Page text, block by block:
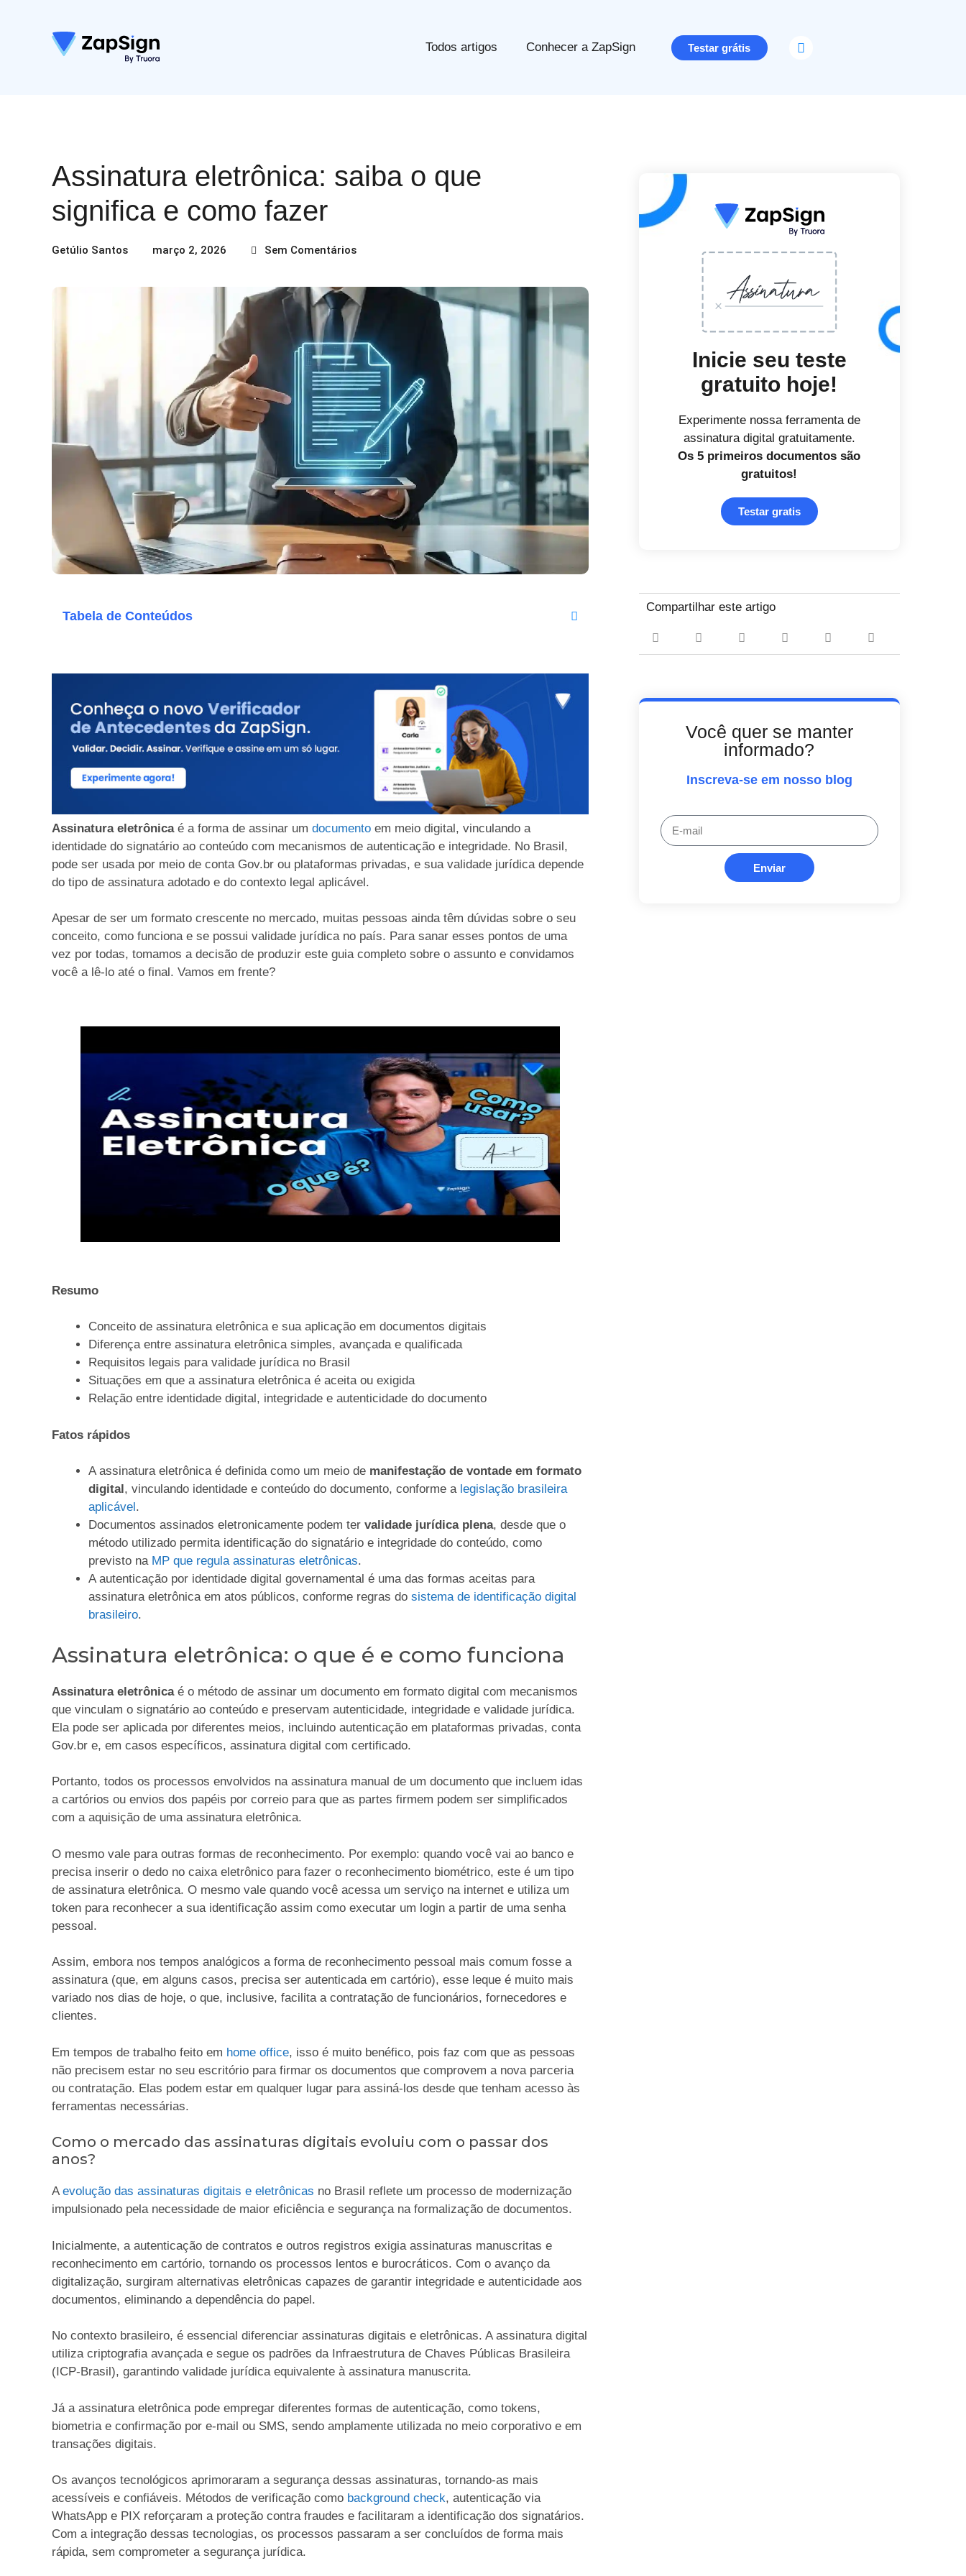
Todos artigos Conhecer a ZapSign Testar grátis
Assinatura eletrônica: saiba o que
significa e como fazer
Getúlio Santos março 2, 2026 Sem Comentários
Tabela de Conteúdos
Assinatura eletrônicaé a forma de assinar um documento em meio digital, vinculando a
identidade do signatário ao conteúdo com mecanismos de autenticação e integridade. No Brasil,
pode ser usada por meio de conta Gov.br ou plataformas privadas, e sua validade jurídica depende
do tipo de assinatura adotado e do contexto legal aplicável.
Apesar de ser um formato crescente no mercado, muitas pessoas ainda têm dúvidas sobre o seu
conceito, como funciona e se possui validade jurídica no país. Para sanar esses pontos de uma
vez por todas, tomamos a decisão de produzir este guia completo sobre o assunto e convidamos
você a lê-lo até o final. Vamos em frente?
Resumo
Conceito de assinatura eletrônica e sua aplicação em documentos digitais
Diferença entre assinatura eletrônica simples, avançada e qualificada
Requisitos legais para validade jurídica no Brasil
Situações em que a assinatura eletrônica é aceita ou exigida
Relação entre identidade digital, integridade e autenticidade do documento
Fatos rápidos
A assinatura eletrônica é definida como um meio de manifestação de vontade em formato
digital , vinculando identidade e conteúdo do documento, conforme a legislação brasileira
aplicável .
Documentos assinados eletronicamente podem ter validade jurídica plena, desde que o
método utilizado permita identificação do signatário e integridade do conteúdo, como
previsto na MP que regula assinaturas eletrônicas.
A autenticação por identidade digital governamental é uma das formas aceitas para
assinatura eletrônica em atos públicos, conforme regras do sistema de identificação digital
brasileiro.
Assinatura eletrônica: o que é e como funciona
Assinatura eletrônicaé o método de assinar um documento em formato digital com mecanismos
que vinculam o signatário ao conteúdo e preservam autenticidade, integridade e validade jurídica.
Ela pode ser aplicada por diferentes meios, incluindo autenticação em plataformas privadas, conta
Gov.br e, em casos específicos, assinatura digital com certificado.
Portanto, todos os processos envolvidos na assinatura manual de um documento que incluem idas
a cartórios ou envios dos papéis por correio para que as partes firmem podem ser simplificados
com a aquisição de uma assinatura eletrônica.
O mesmo vale para outras formas de reconhecimento. Por exemplo: quando você vai ao banco e
precisa inserir o dedo no caixa eletrônico para fazer o reconhecimento biométrico, este é um tipo
de assinatura eletrônica. O mesmo vale quando você acessa um serviço na internet e utiliza um
token para reconhecer a sua identificação assim como executar um login a partir de uma senha
pessoal.
Assim, embora nos tempos analógicos a forma de reconhecimento pessoal mais comum fosse a
assinatura (que, em alguns casos, precisa ser autenticada em cartório), esse leque é muito mais
variado nos dias de hoje, o que, inclusive, facilita a contratação de funcionários, fornecedores e
clientes.
Em tempos de trabalho feito em home office, isso é muito benéfico, pois faz com que as pessoas
não precisem estar no seu escritório para firmar os documentos que comprovem a nova parceria
ou contratação. Elas podem estar em qualquer lugar para assiná-los desde que tenham acesso às
ferramentas necessárias.
Como o mercado das assinaturas digitais evoluiu com o passar dos
anos?
A evolução das assinaturas digitais e eletrônicas no Brasil reflete um processo de modernização
impulsionado pela necessidade de maior eficiência e segurança na formalização de documentos.
Inicialmente, a autenticação de contratos e outros registros exigia assinaturas manuscritas e
reconhecimento em cartório, tornando os processos lentos e burocráticos. Com o avanço da
digitalização, surgiram alternativas eletrônicas capazes de garantir integridade e autenticidade aos
documentos, eliminando a dependência do papel.
No contexto brasileiro, é essencial diferenciar assinaturas digitais e eletrônicas. A assinatura digital
utiliza criptografia avançada e segue os padrões da Infraestrutura de Chaves Públicas Brasileira
(ICP-Brasil), garantindo validade jurídica equivalente à assinatura manuscrita.
Já a assinatura eletrônica pode empregar diferentes formas de autenticação, como tokens,
biometria e confirmação por e-mail ou SMS, sendo amplamente utilizada no meio corporativo e em
transações digitais.
Os avanços tecnológicos aprimoraram a segurança dessas assinaturas, tornando-as mais
acessíveis e confiáveis. Métodos de verificação como background check, autenticação via
WhatsApp e PIX reforçaram a proteção contra fraudes e facilitaram a identificação dos signatários.
Com a integração dessas tecnologias, os processos passaram a ser concluídos de forma mais
rápida, sem comprometer a segurança jurídica.
Inicie seu teste
gratuito hoje!
Experimente nossa ferramenta de
assinatura digital gratuitamente.
Os 5 primeiros documentos são
gratuitos!
Testar gratis
Compartilhar este artigo
Você quer se manter
informado?
Inscreva-se em nosso blog
Enviar